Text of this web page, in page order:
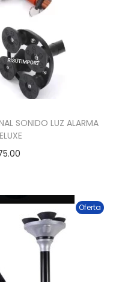
SONIDO LUZ ALARMA
Oferta